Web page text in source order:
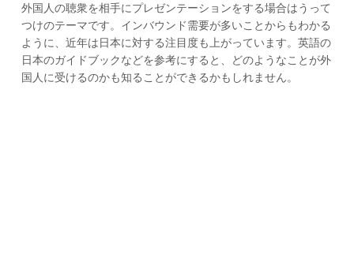
外国人の聴衆を相手にプレゼンテーションをする場合はうって
つけのテーマです。インバウンド需要が多いことからもわかる
ように、近年は日本に対する注目度も上がっています。英語の
日本のガイドブックなどを参考にすると、どのようなことが外
国人に受けるのかも知ることができるかもしれません。